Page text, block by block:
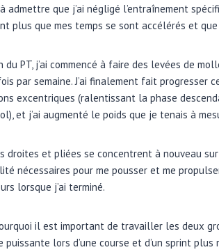
admettre que j’ai négligé l’entraînement
plus que mes temps se sont accélérés et
du PT, j’ai commencé à faire des levées de
par semaine. J’ai finalement fait progresser
excentriques (ralentissant la phase
et j’ai augmenté le poids que je tenais à
droites et pliées se concentrent à nouveau
nécessaires pour me pousser et me
lorsque j’ai terminé.
il est important de travailler les deux
puissante lors d’une course et d’un sprint